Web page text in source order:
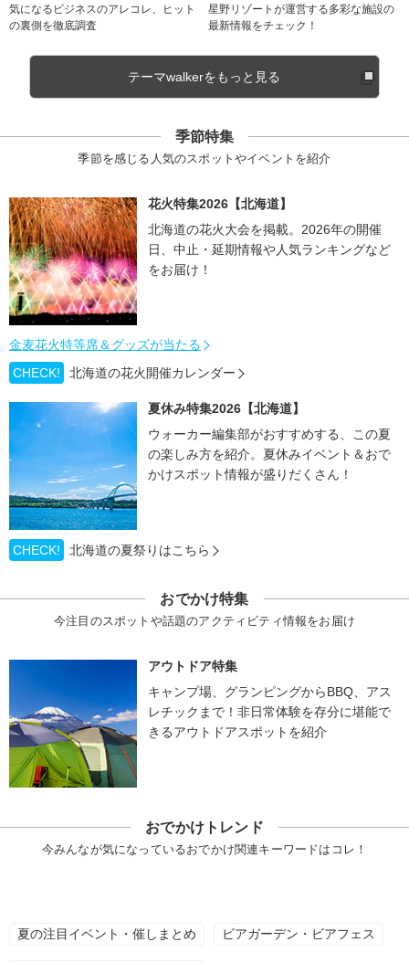
気になるビジネスのアレコレ、ヒット
の裏側を徹底調査
星野リゾートが運営する多彩な施設の
最新情報をチェック！
テーマwalkerをもっと見る
季節特集
季節を感じる人気のスポットやイベントを紹介
花火特集2026【北海道】
北海道の花火大会を掲載。2026年の開催
日、中止・延期情報や人気ランキングなど
をお届け！
金麦花火特等席＆グッズが当たる
CHECK!
北海道の花火開催カレンダー
夏休み特集2026【北海道】
ウォーカー編集部がおすすめする、この夏
の楽しみ方を紹介。夏休みイベント＆おで
かけスポット情報が盛りだくさん！
CHECK! 北海道の夏祭りはこちら
おでかけ特集
今注目のスポットや話題のアクティビティ情報をお届け
アウトドア特集
キャンプ場、グランピングからBBQ、アス
レチックまで！非日常体験を存分に堪能で
きるアウトドアスポットを紹介
おでかけトレンド
今みんなが気になっているおでかけ関連キーワードはコレ！
夏の注目イベント・催しまとめ ビアガーデン・ビアフェス